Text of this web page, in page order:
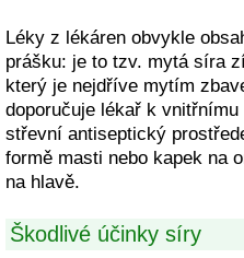
Léky z lékáren obvykle
prášku: je to tzv. mytá síra
který je nejdříve mytím
doporučuje lékař k
střevní antiseptický
formě masti nebo kapek na
na hlavě.
Škodlivé účinky síry